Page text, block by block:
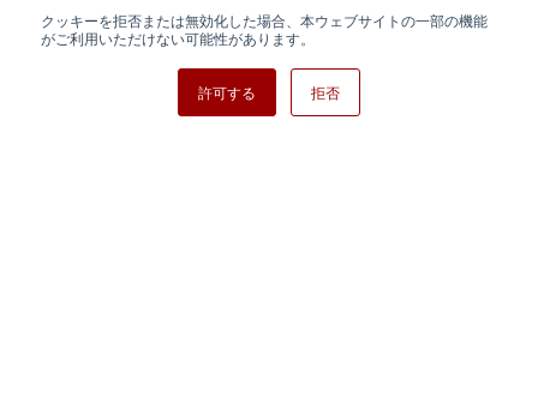
クッキーを拒否または無効化した場合、本ウェブサイトの一部の機能
がご利用いただけない可能性があります。
許可する 拒否
日清紡ホールディングス
Copyright ⓒ Nisshinbo Micro Devices Inc. All Rights Reserved.